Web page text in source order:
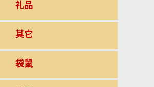
礼品
其它
袋鼠